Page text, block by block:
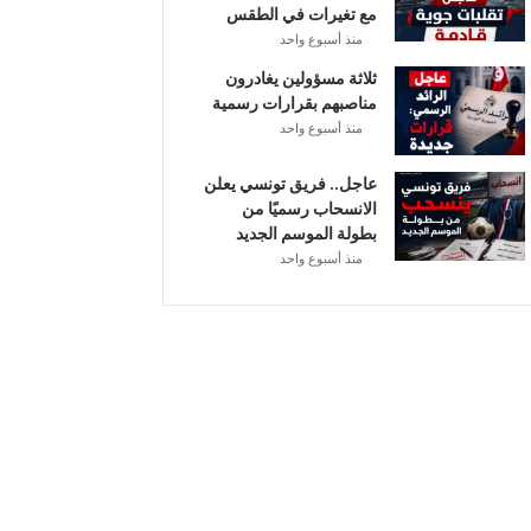
ل
مع تغيرات في الطقس
منذ أسبوع واحد
ثلاثة مسؤولين يغادرون
مناصبهم بقرارات رسمية
منذ أسبوع واحد
عاجل.. فريق تونسي يعلن
الانسحاب رسميًا من
بطولة الموسم الجديد
منذ أسبوع واحد